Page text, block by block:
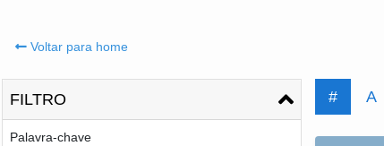
Voltar para home
FILTRO
Palavra-chave
# A